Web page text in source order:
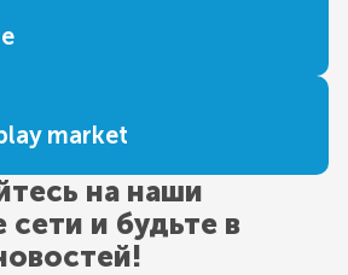
market
на наши
и будьте в